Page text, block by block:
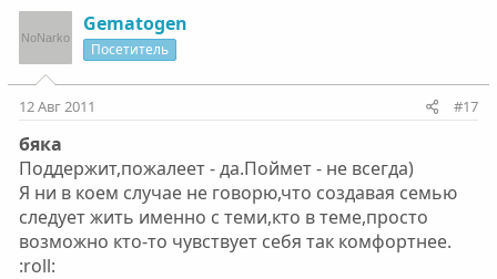
Gematogen
Посетитель
12 Авг 2011 #17
бяка
Поддержит,пожалеет - да.Поймет - не всегда)
Я ни в коем случае не говорю,что создавая семью
следует жить именно с теми,кто в теме,просто
возможно кто-то чувствует себя так комфортнее.
:roll: